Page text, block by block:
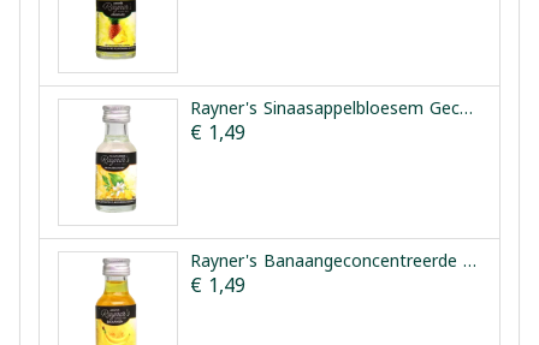
Rayner's Sinaasappelbloesem Geconcentreerde Smaakessentie 28ml
€ 1,49
Rayner's Banaangeconcentreerde Smaakessentie 25ml
€ 1,49